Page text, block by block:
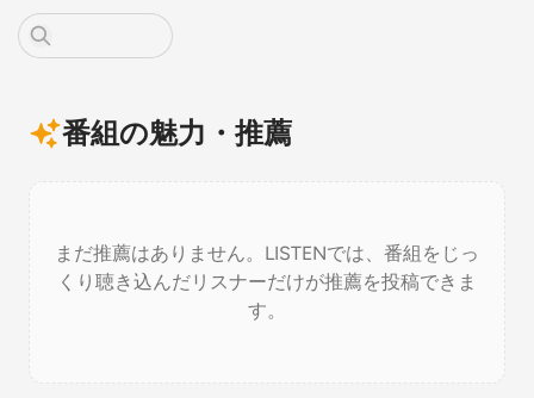
番組の魅力・推薦
まだ推薦はありません。LISTENでは、番組をじっ
くり聴き込んだリスナーだけが推薦を投稿できま
す。